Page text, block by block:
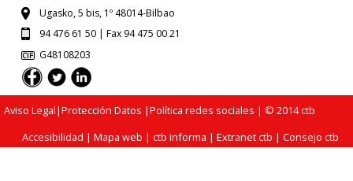
Ugasko, 5 bis, 1º 48014-Bilbao
94 476 61 50 | Fax 94 475 00 21
G48108203
Aviso Legal|Protección Datos |Política redes sociales | © 2014 ctb
Accesibilidad |Mapa web |ctb informa |Extranet ctb |Consejo ctb